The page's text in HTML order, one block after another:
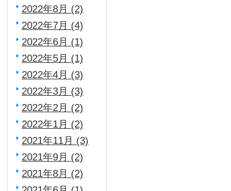
2022年8月 (2)
2022年7月 (4)
2022年6月 (1)
2022年5月 (1)
2022年4月 (3)
2022年3月 (3)
2022年2月 (2)
2022年1月 (2)
2021年11月 (3)
2021年9月 (2)
2021年8月 (2)